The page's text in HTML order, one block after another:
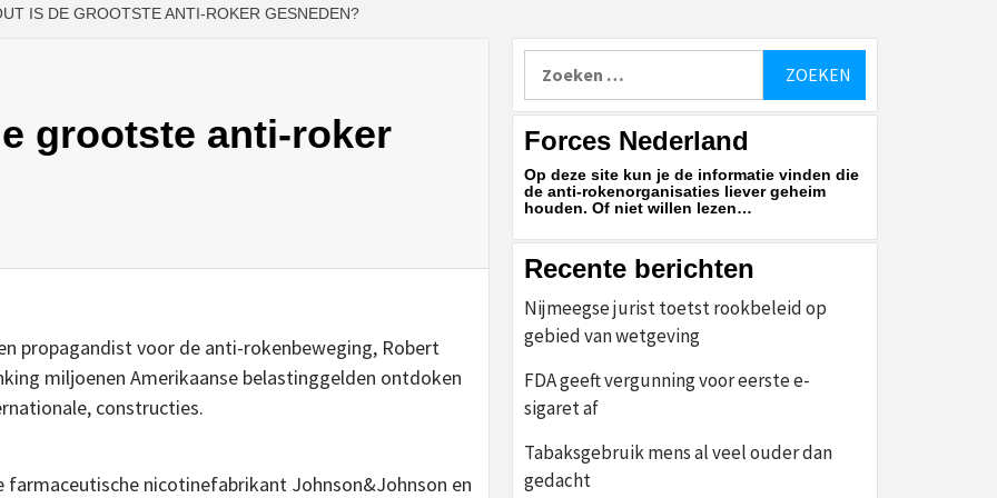
IS DE GROOTSTE ANTI-ROKER GESNEDEN?
grootste anti-roker
propagandist voor de anti-rokenbeweging, Robert
miljoenen Amerikaanse belastinggelden ontdoken
constructies.
nicotinefabrikant Johnson&Johnson en
naar:
Forces Nederland
Op deze site kun je de informatie vinden die
de anti-rokenorganisaties liever geheim
houden. Of niet willen lezen…
Recente berichten
Nijmeegse jurist toetst rookbeleid op
gebied van wetgeving
FDA geeft vergunning voor eerste e-
sigaret af
Tabaksgebruik mens al veel ouder dan
gedacht